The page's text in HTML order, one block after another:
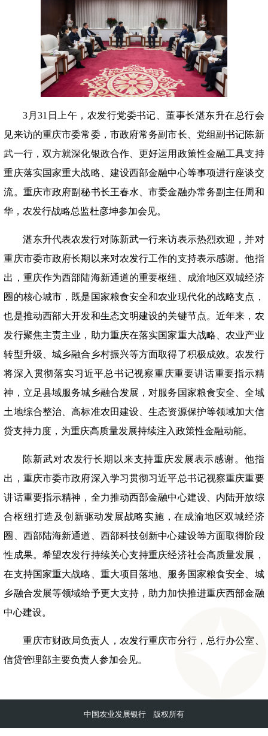
3月31日上午，农发行党委书记、董事长湛东升在总行会
见来访的重庆市委常委，市政府常务副市长、党组副书记陈新
武一行，双方就深化银政合作、更好运用政策性金融工具支持
重庆落实国家重大战略、建设西部金融中心等事项进行座谈交
流。重庆市政府副秘书长王春水、市委金融办常务副主任周和
华，农发行战略总监杜彦坤参加会见。
湛东升代表农发行对陈新武一行来访表示热烈欢迎，并对
重庆市委市政府长期以来对农发行工作的支持表示感谢。他指
出，重庆作为西部陆海新通道的重要枢纽、成渝地区双城经济
圈的核心城市，既是国家粮食安全和农业现代化的战略支点，
也是推动西部大开发和生态文明建设的关键节点。近年来，农
发行聚焦主责主业，助力重庆在落实国家重大战略、农业产业
转型升级、城乡融合乡村振兴等方面取得了积极成效。农发行
将深入贯彻落实习近平总书记视察重庆重要讲话重要指示精
神，立足县域服务城乡融合发展，对服务国家粮食安全、全域
土地综合整治、高标准农田建设、生态资源保护等领域加大信
贷支持力度，为重庆高质量发展持续注入政策性金融动能。
陈新武对农发行长期以来支持重庆发展表示感谢。他指
出，重庆市委市政府深入学习贯彻习近平总书记视察重庆重要
讲话重要指示精神，全力推动西部金融中心建设、内陆开放综
合枢纽打造及创新驱动发展战略实施，在成渝地区双城经济
圈、西部陆海新通道、西部科技创新中心建设等方面取得阶段
性成果。希望农发行持续关心支持重庆经济社会高质量发展，
在支持国家重大战略、重大项目落地、服务国家粮食安全、城
乡融合发展等领域给予更大支持，助力加快推进重庆西部金融
中心建设。
重庆市财政局负责人，农发行重庆市分行，总行办公室、
信贷管理部主要负责人参加会见。
中国农业发展银行 版权所有